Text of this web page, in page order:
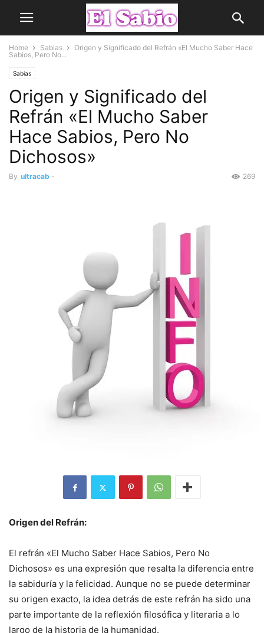
Home Sabias
Origen y Significado del Refrán «El Mucho Saber Hace
Sabios, Pero No...
Sabias
Origen y Significado del
Refrán «El Mucho Saber
Hace Sabios, Pero No
Dichosos»
By ultracab - 269
Origen del Refrán:
El refrán «El Mucho Saber Hace Sabios, Pero No
Dichosos» es una expresión que resalta la diferencia entre
la sabiduría y la felicidad. Aunque no se puede determinar
su origen exacto, la idea detrás de este refrán ha sido una
parte importante de la reflexión filosófica y literaria a lo
largo de la historia de la humanidad.